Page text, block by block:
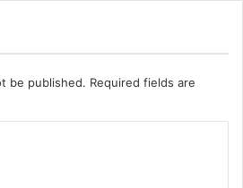
be published. Required fields are